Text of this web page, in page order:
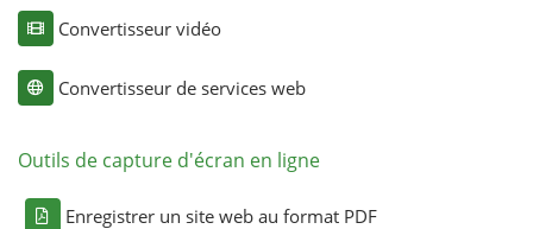
Convertisseur vidéo
Convertisseur de services web
Outils de capture d'écran en ligne
Enregistrer un site web au format PDF